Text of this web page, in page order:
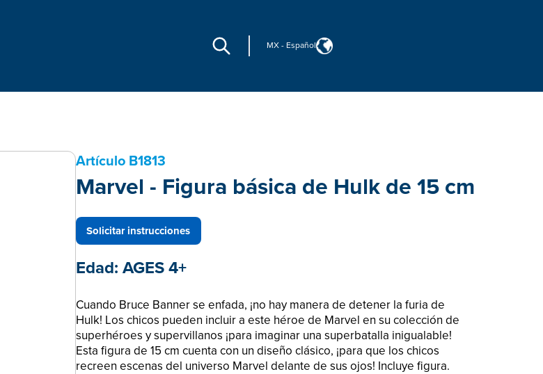
MX - Español
Artículo B1813
Marvel - Figura básica de Hulk de 15 cm
Solicitar instrucciones
Edad: AGES 4+
Cuando Bruce Banner se enfada, ¡no hay manera de detener la furia de
Hulk! Los chicos pueden incluir a este héroe de Marvel en su colección de
superhéroes y supervillanos ¡para imaginar una superbatalla inigualable!
Esta figura de 15 cm cuenta con un diseño clásico, ¡para que los chicos
recreen escenas del universo Marvel delante de sus ojos! Incluye figura.